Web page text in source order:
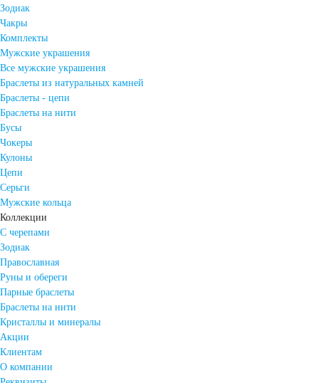
Зодиак
Чакры
Комплекты
Мужские украшения
Все мужские украшения
Браслеты из натуральных камней
Браслеты - цепи
Браслеты на нити
Бусы
Чокеры
Кулоны
Цепи
Серьги
Мужские кольца
Коллекции
С черепами
Зодиак
Православная
Руны и обереги
Парные браслеты
Браслеты на нити
Кристаллы и минералы
Акции
Клиентам
О компании